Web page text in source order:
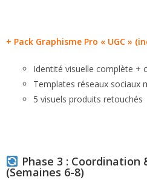
+ Pack Graphisme Pro « UGC »
Identité visuelle complète +
Templates réseaux sociaux
5 visuels produits retouchés
Phase 3 :
(Semaines 6-8)